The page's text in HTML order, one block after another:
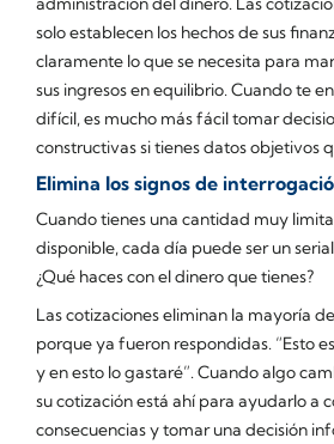
solo establecen los hechos de sus
claramente lo que se necesita para
sus ingresos en equilibrio. Cuando te
difícil, es mucho más fácil tomar
constructivas si tienes datos objetivos
Elimina los signos de
Cuando tienes una cantidad muy
disponible, cada día puede ser un
¿Qué haces con el dinero que tienes?
Las cotizaciones eliminan la mayoría
porque ya fueron respondidas. “Esto
y en esto lo gastaré”. Cuando algo
su cotización está ahí para ayudarlo a
consecuencias y tomar una decisión